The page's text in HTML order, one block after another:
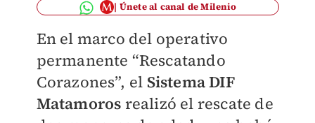
Únete al canal de Milenio
En el marco del operativo
permanente “Rescatando
Corazones”, el Sistema DIF
Matamoros realizó el rescate de